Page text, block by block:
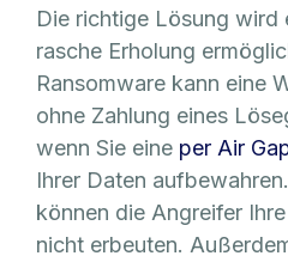
Die richtige Lösung wird
rasche Erholung
Ransomware kann eine
ohne Zahlung eines
wenn Sie eine per Air
Ihrer Daten
können die Angreifer
nicht erbeuten.